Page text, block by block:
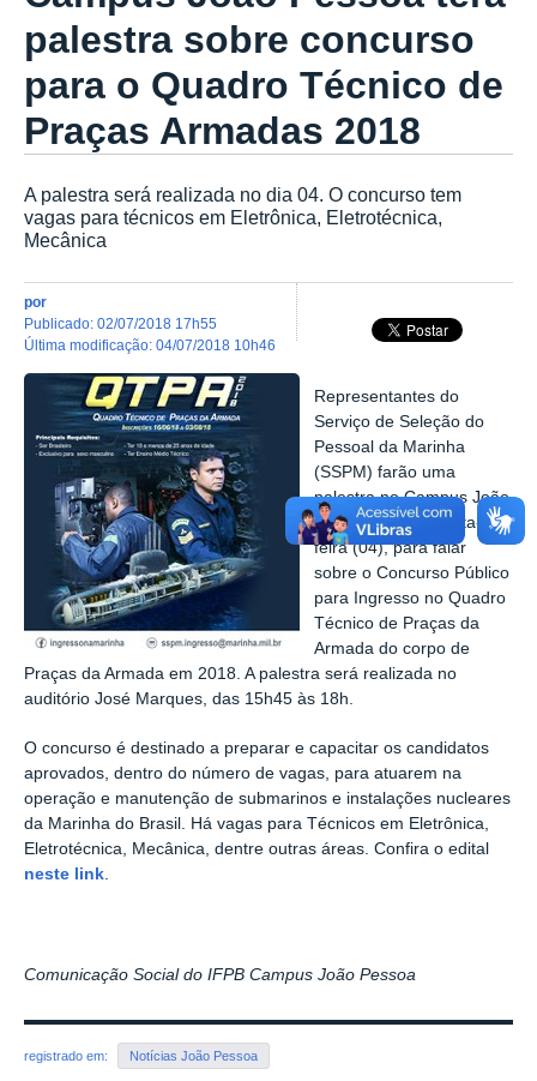
palestra sobre concurso
para o Quadro Técnico de
Praças Armadas 2018
A palestra será realizada no dia 04. O concurso tem
vagas para técnicos em Eletrônica, Eletrotécnica,
Mecânica
por
publicado: 02/07/2018 17h55
última modificação: 04/07/2018 10h46
Representantes do
Serviço de Seleção do
Pessoal da Marinha
(SSPM) farão uma
palestra no Campus João
Pessoa, nesta quarta-
feira (04), para falar
sobre o Concurso Público
para Ingresso no Quadro
Técnico de Praças da
Armada do corpo de
Praças da Armada em 2018. A palestra será realizada no
auditório José Marques, das 15h45 às 18h.
O concurso é destinado a preparar e capacitar os candidatos
aprovados, dentro do número de vagas, para atuarem na
operação e manutenção de submarinos e instalações nucleares
da Marinha do Brasil. Há vagas para Técnicos em Eletrônica,
Eletrotécnica, Mecânica, dentre outras áreas. Confira o edital
neste link.
Comunicação Social do IFPB Campus João Pessoa
registrado em: Notícias João Pessoa